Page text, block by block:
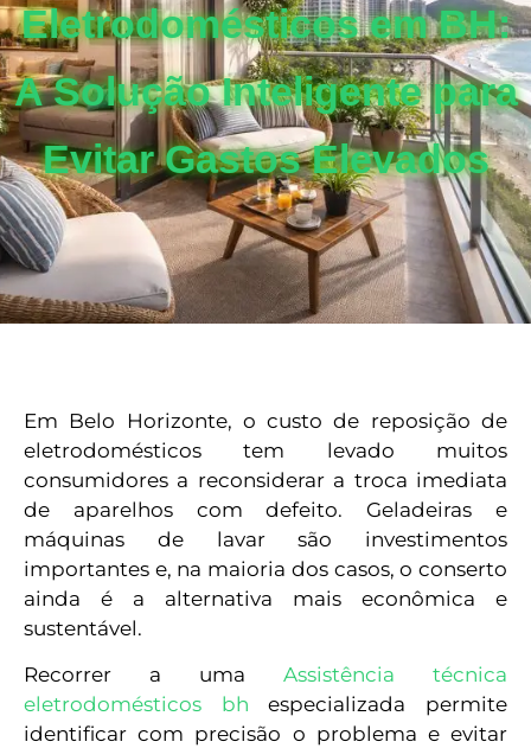
Eletrodomésticos em BH:
A Solução Inteligente para
Evitar Gastos Elevados
Em Belo Horizonte, o custo de reposição de
eletrodomésticos tem levado muitos
consumidores a reconsiderar a troca imediata
de aparelhos com defeito. Geladeiras e
máquinas de lavar são investimentos
importantes e, na maioria dos casos, o conserto
ainda é a alternativa mais econômica e
sustentável.
Recorrer a uma Assistência técnica
eletrodomésticos bh especializada permite
identificar com precisão o problema e evitar